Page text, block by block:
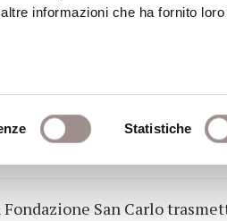
informazioni che ha fornito
Statistiche
LEZIONI
trasmessa la
San Carlo